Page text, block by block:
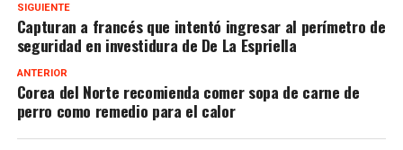
SIGUIENTE
Capturan a francés que intentó ingresar al perímetro de
seguridad en investidura de De La Espriella
ANTERIOR
Corea del Norte recomienda comer sopa de carne de
perro como remedio para el calor